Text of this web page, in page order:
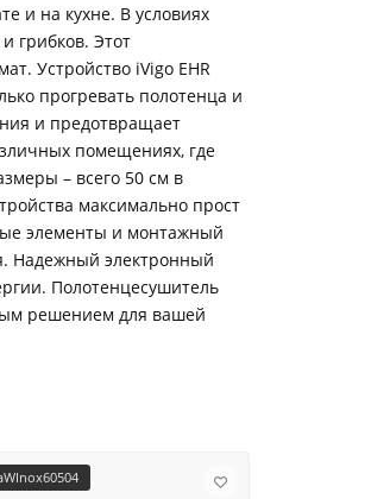
и на кухне. В условиях
грибков. Этот
Устройство iVigo EHR
прогревать полотенца и
и предотвращает
помещениях, где
– всего 50 см в
максимально прост
элементы и монтажный
Надежный электронный
Полотенцесушитель
решением для вашей